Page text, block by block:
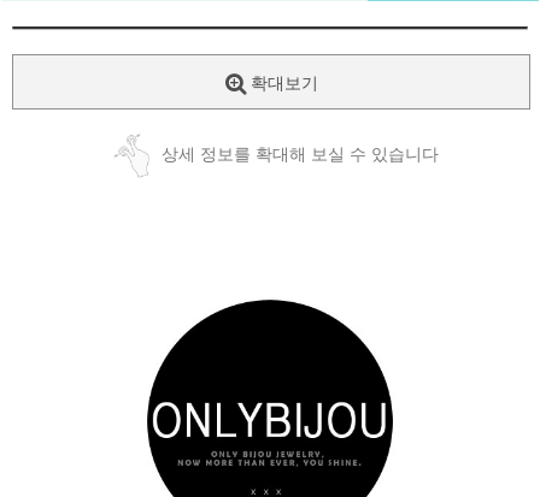
확대보기
상세 정보를 확대해 보실 수 있습니다